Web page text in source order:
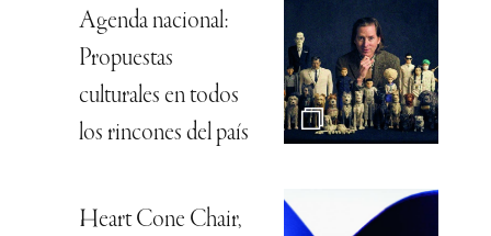
Agenda nacional:
Propuestas
culturales en todos
los rincones del país
Heart Cone Chair,